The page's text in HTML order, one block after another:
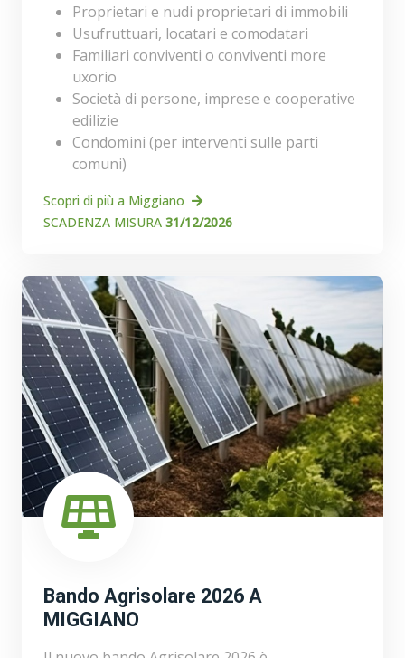
Proprietari e nudi proprietari di immobili
Usufruttuari, locatari e comodatari
Familiari conviventi o conviventi more
uxorio
Società di persone, imprese e cooperative
edilizie
Condomini (per interventi sulle parti
comuni)
Scopri di più a Miggiano
SCADENZA MISURA 31/12/2026
Bando Agrisolare 2026 A
MIGGIANO